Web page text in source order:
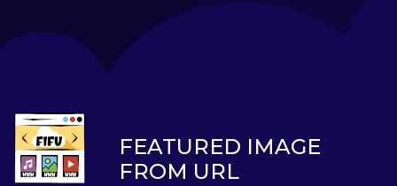
FEATURED IMAGE
FROM URL